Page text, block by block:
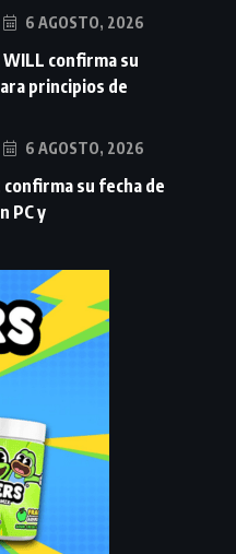
6 AGOSTO, 2026
WILL confirma su
principios de
6 AGOSTO, 2026
su fecha de
PC y